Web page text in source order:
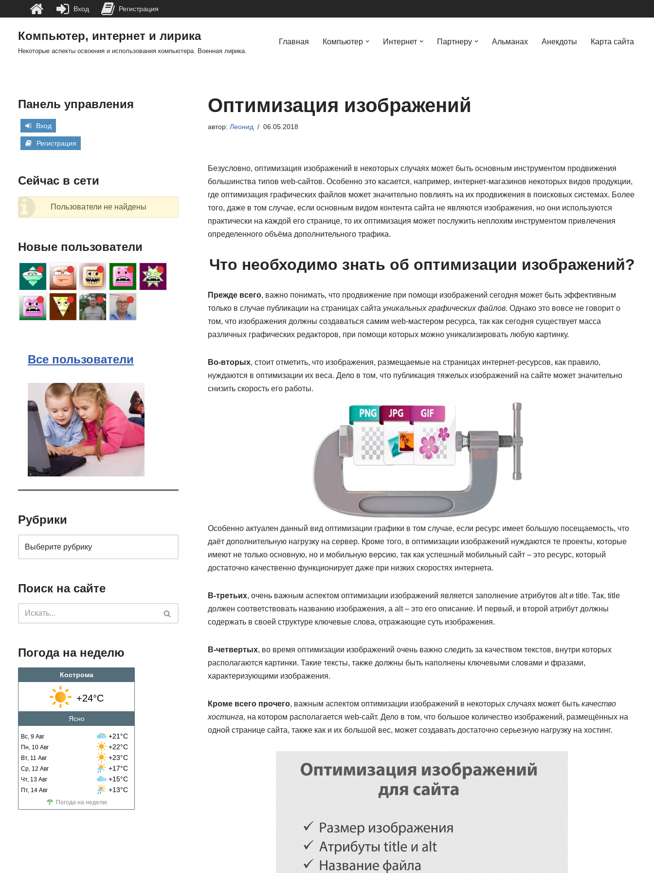
Компьютер, интернет и лирика
Некоторые аспекты освоения и использования компьютера. Военная лирика.
Главная Компьютер Интернет Партнеру Альманах Анекдоты Карта сайта
Панель управления
Вход
Регистрация
Сейчас в сети
Пользователи не найдены
Новые пользователи
Все пользователи
Рубрики
Поиск на сайте
Погода на неделю
Кострома
+24°C
Ясно
Вс, 9 Авг +21°C
Пн, 10 Авг +22°C
Вт, 11 Авг +23°C
Ср, 12 Авг +17°C
Чт, 13 Авг +15°C
Пт, 14 Авг +13°C
Погода на неделю
Оптимизация изображений
автор: Леонид 06.05.2018
Безусловно, оптимизация изображений в некоторых случаях может быть основным инструментом продвижения
большинства типов web-сайтов. Особенно это касается, например, интернет-магазинов некоторых видов продукции,
где оптимизация графических файлов может значительно повлиять на их продвижения в поисковых системах. Более
того, даже в том случае, если основным видом контента сайта не являются изображения, но они используются
практически на каждой его странице, то их оптимизация может послужить неплохим инструментом привлечения
определенного объёма дополнительного трафика.
Что необходимо знать об оптимизации изображений?
Прежде всего, важно понимать, что продвижение при помощи изображений сегодня может быть эффективным
только в случае публикации на страницах сайта уникальных графических файлов. Однако это вовсе не говорит о
том, что изображения должны создаваться самим web-мастером ресурса, так как сегодня существует масса
различных графических редакторов, при помощи которых можно уникализировать любую картинку.
Во-вторых, стоит отметить, что изображения, размещаемые на страницах интернет-ресурсов, как правило,
нуждаются в оптимизации их веса. Дело в том, что публикация тяжелых изображений на сайте может значительно
снизить скорость его работы.
Особенно актуален данный вид оптимизации графики в том случае, если ресурс имеет большую посещаемость, что
даёт дополнительную нагрузку на сервер. Кроме того, в оптимизации изображений нуждаются те проекты, которые
имеют не только основную, но и мобильную версию, так как успешный мобильный сайт – это ресурс, который
достаточно качественно функционирует даже при низких скоростях интернета.
В-третьих, очень важным аспектом оптимизации изображений является заполнение атрибутов alt и title. Так, title
должен соответствовать названию изображения, а alt – это его описание. И первый, и второй атрибут должны
содержать в своей структуре ключевые слова, отражающие суть изображения.
В-четвертых, во время оптимизации изображений очень важно следить за качеством текстов, внутри которых
располагаются картинки. Такие тексты, также должны быть наполнены ключевыми словами и фразами,
характеризующими изображения.
Кроме всего прочего, важным аспектом оптимизации изображений в некоторых случаях может быть качество
хостинга, на котором располагается web-сайт. Дело в том, что большое количество изображений, размещённых на
одной странице сайта, также как и их большой вес, может создавать достаточно серьезную нагрузку на хостинг.
Вход Регистрация